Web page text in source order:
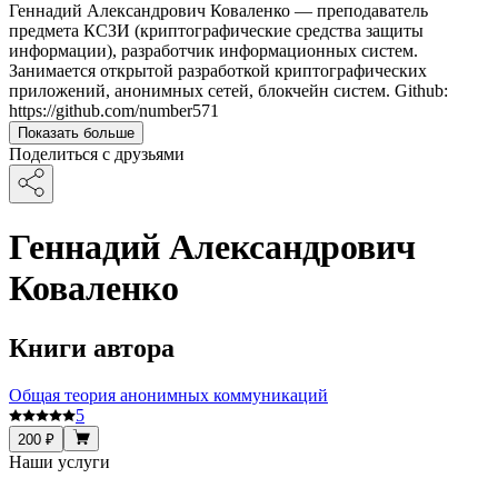
Геннадий Александрович Коваленко — преподаватель
предмета КСЗИ (криптографические средства защиты
информации), разработчик информационных систем.
Занимается открытой разработкой криптографических
приложений, анонимных сетей, блокчейн систем. Github:
https://github.com/number571
Показать больше
Поделиться с друзьями
Геннадий Александрович
Коваленко
Книги автора
Общая теория анонимных коммуникаций
5
200 ₽
Наши услуги